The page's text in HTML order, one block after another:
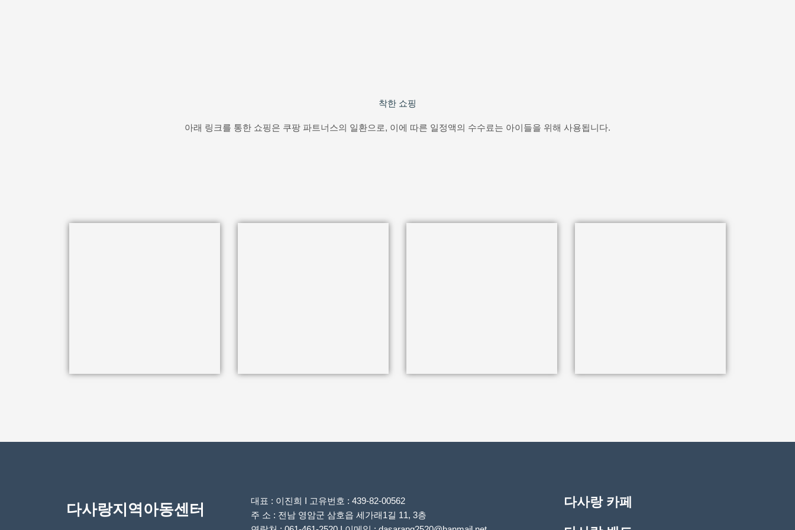
착한 쇼핑
아래 링크를 통한 쇼핑은 쿠팡 파트너스의 일환으로, 이에 따른 일정액의 수수료는 아이들을 위해 사용됩니다.
다사랑지역아동센터
대표 : 이진희 I 고유번호 : 439-82-00562
주 소 : 전남 영암군 삼호읍 세가래1길 11, 3층
다사랑 카페